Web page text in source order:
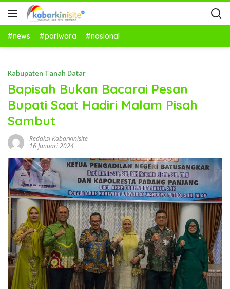
#news #pariwara #nasional
Kabupaten Tanah Datar
Bapisah Bukan Bacarai Pesan
Bupati Saat Hadiri Malam Pisah
Sambut
Redaksi Kabarkinisite
16 Januari 2024